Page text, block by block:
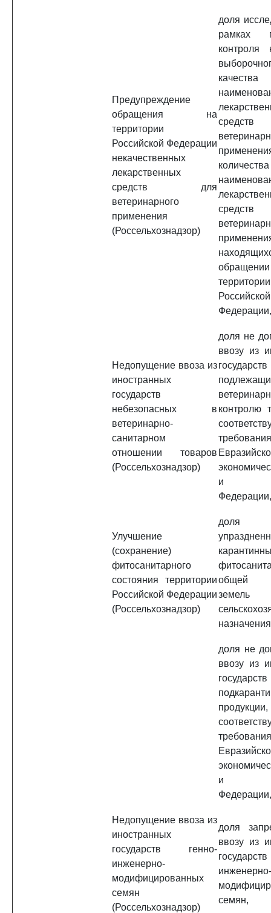
Предупреждение
обращения на
территории
Российской Федерации
некачественных
лекарственных
средств для
ветеринарного
применения
(Россельхознадзор)
доля
рамках
контроля
качества
количества
территории
Российской
Недопущение ввоза из
иностранных
государств
небезопасных в
ветеринарно-
санитарном
отношении товаров
(Россельхознадзор)
доля не
ввозу из
государств
контролю
и
Улучшение
(сохранение)
фитосанитарного
состояния территории
Российской Федерации
(Россельхознадзор)
доля
общей
земель
доля не
ввозу из
государств
и
Недопущение ввоза из
иностранных
государств генно-
инженерно-
модифицированных
семян
(Россельхознадзор)
доля
ввозу из
инженерно-
семян,